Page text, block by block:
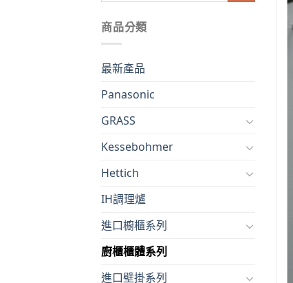
鍵
字:
商品分類
最新產品
Panasonic
GRASS
Kessebohmer
Hettich
IH調理爐
進口櫥櫃系列
廚櫃櫃體系列
進口壁掛系列